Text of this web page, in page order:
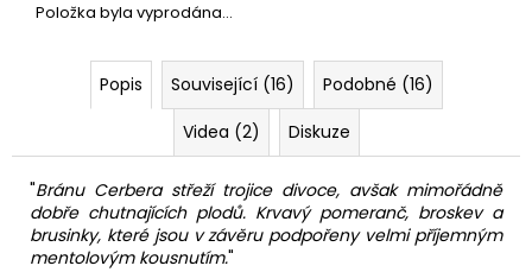
Položka byla vyprodána…
Popis Související (16)
Podobné (16)
Videa (2)
Diskuze
"Bránu Cerbera střeží trojice divoce, avšak mimořádně
dobře chutnajících plodů. Krvavý pomeranč, broskev a
brusinky, které jsou v závěru podpořeny velmi příjemným
mentolovým kousnutím."